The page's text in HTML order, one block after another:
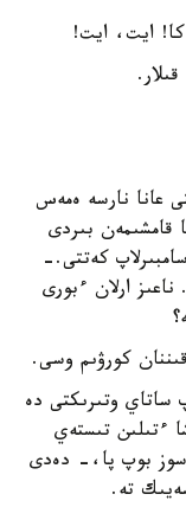
ايت، ايت!
عانا نارسە ەمەس
قامشىمەن بىردى
كەتتى.-
ارلان ءبورى
كورۋىم وسى.
ساتاي وتىرىكتى دە
ءتىلىن تىستەي
بوپ پا،- دەدى
تە.